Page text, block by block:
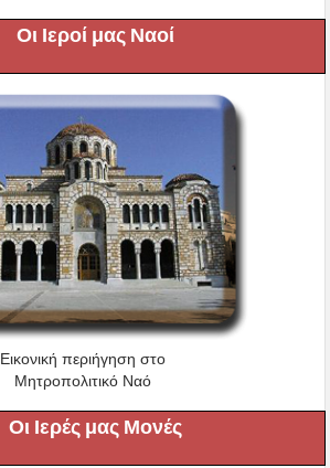
Οι Ιεροί μας Ναοί
Εικονική περιήγηση στο
Μητροπολιτικό Ναό
Οι Ιερές μας Μονές